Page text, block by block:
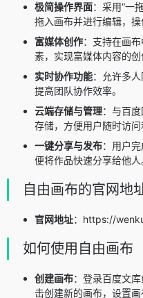
极简操作界面：采用“一
拖入画布并进行编辑，操
富媒体创作：支持在画
素，实现富媒体内容的创
实时协作功能：允许多
提高团队协作效率。
云端存储与管理：与百
存储，方便用户随时访问
一键分享与发布：用户
便将作品快速分享给他人
自由画布的官网地
官网地址：https://
如何使用自由画布
创建画布：登录百度文
击创建新的画布，设置画